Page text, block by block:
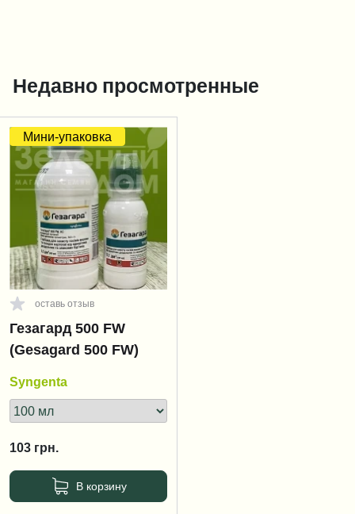
Недавно просмотренные
Мини-упаковка
оставь отзыв
Гезагард 500 FW
(Gesagard 500 FW)
Syngenta
103 грн.
В корзину